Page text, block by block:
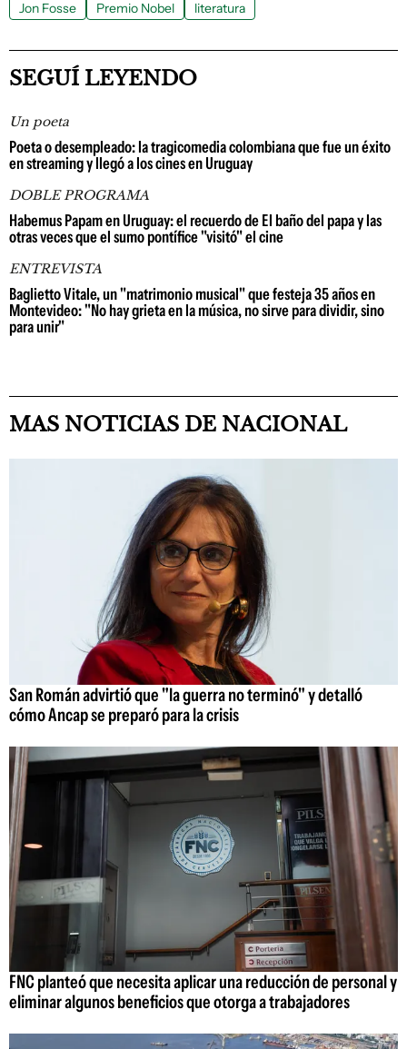
Jon Fosse Premio Nobel literatura
SEGUÍ LEYENDO
Un poeta
Poeta o desempleado: la tragicomedia colombiana que fue un éxito
en streaming y llegó a los cines en Uruguay
DOBLE PROGRAMA
Habemus Papam en Uruguay: el recuerdo de El baño del papa y las
otras veces que el sumo pontífice "visitó" el cine
ENTREVISTA
Baglietto Vitale, un "matrimonio musical" que festeja 35 años en
Montevideo: "No hay grieta en la música, no sirve para dividir, sino
para unir"
MAS NOTICIAS DE NACIONAL
San Román advirtió que "la guerra no terminó" y detalló
cómo Ancap se preparó para la crisis
FNC planteó que necesita aplicar una reducción de personal y
eliminar algunos beneficios que otorga a trabajadores